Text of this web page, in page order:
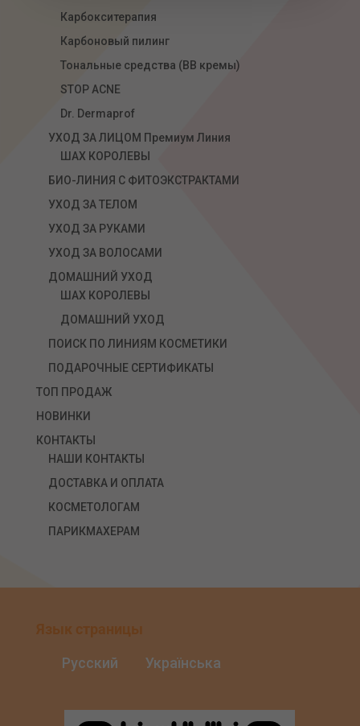
Карбокситерапия
Карбоновый пилинг
Тональные средства (ВВ кремы)
STOP ACNE
Dr. Dermaprof
УХОД ЗА ЛИЦОМ Премиум Линия
ШАХ КОРОЛЕВЫ
БИО-ЛИНИЯ С ФИТОЭКСТРАКТАМИ
УХОД ЗА ТЕЛОМ
УХОД ЗА РУКАМИ
УХОД ЗА ВОЛОСАМИ
ДОМАШНИЙ УХОД
ШАХ КОРОЛЕВЫ
ДОМАШНИЙ УХОД
ПОИСК ПО ЛИНИЯМ КОСМЕТИКИ
ПОДАРОЧНЫЕ СЕРТИФИКАТЫ
ТОП ПРОДАЖ
НОВИНКИ
КОНТАКТЫ
НАШИ КОНТАКТЫ
ДОСТАВКА И ОПЛАТА
КОСМЕТОЛОГАМ
ПАРИКМАХЕРАМ
Язык страницы
Русский Українська